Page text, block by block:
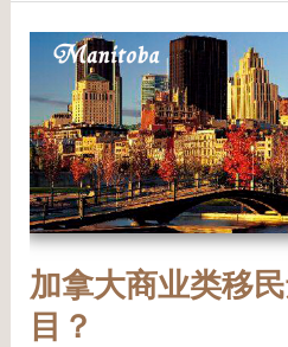
加拿大商业类移
目？
大
商
业
类
民
还